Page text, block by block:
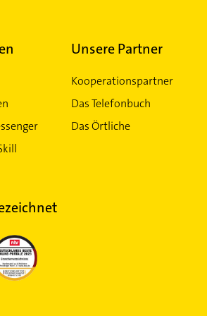
Unsere Partner
Kooperationspartner
Das Telefonbuch
Das Örtliche